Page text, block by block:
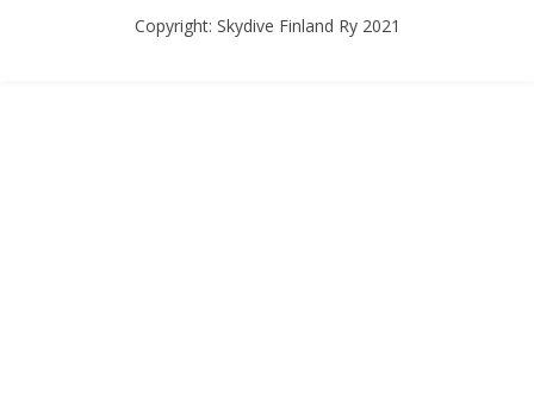
Copyright: Skydive Finland Ry 2021